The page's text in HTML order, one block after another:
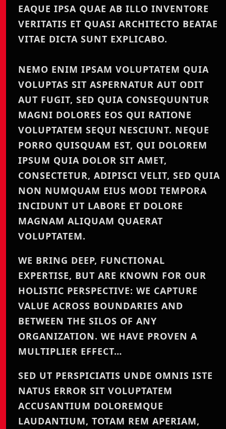
EAQUE IPSA QUAE AB ILLO INVENTORE
VERITATIS ET QUASI ARCHITECTO BEATAE
VITAE DICTA SUNT EXPLICABO.
NEMO ENIM IPSAM VOLUPTATEM QUIA
VOLUPTAS SIT ASPERNATUR AUT ODIT
AUT FUGIT, SED QUIA CONSEQUUNTUR
MAGNI DOLORES EOS QUI RATIONE
VOLUPTATEM SEQUI NESCIUNT. NEQUE
PORRO QUISQUAM EST, QUI DOLOREM
IPSUM QUIA DOLOR SIT AMET,
CONSECTETUR, ADIPISCI VELIT, SED QUIA
NON NUMQUAM EIUS MODI TEMPORA
INCIDUNT UT LABORE ET DOLORE
MAGNAM ALIQUAM QUAERAT
VOLUPTATEM.
WE BRING DEEP, FUNCTIONAL
EXPERTISE, BUT ARE KNOWN FOR OUR
HOLISTIC PERSPECTIVE: WE CAPTURE
VALUE ACROSS BOUNDARIES AND
BETWEEN THE SILOS OF ANY
ORGANIZATION. WE HAVE PROVEN A
MULTIPLIER EFFECT…
SED UT PERSPICIATIS UNDE OMNIS ISTE
NATUS ERROR SIT VOLUPTATEM
ACCUSANTIUM DOLOREMQUE
LAUDANTIUM, TOTAM REM APERIAM,